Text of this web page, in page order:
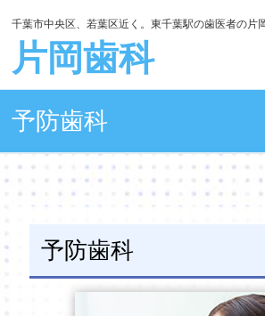
千葉市中央区、若葉区近く。東千葉駅の歯医者の片
片岡歯科
予防歯科
予防歯科